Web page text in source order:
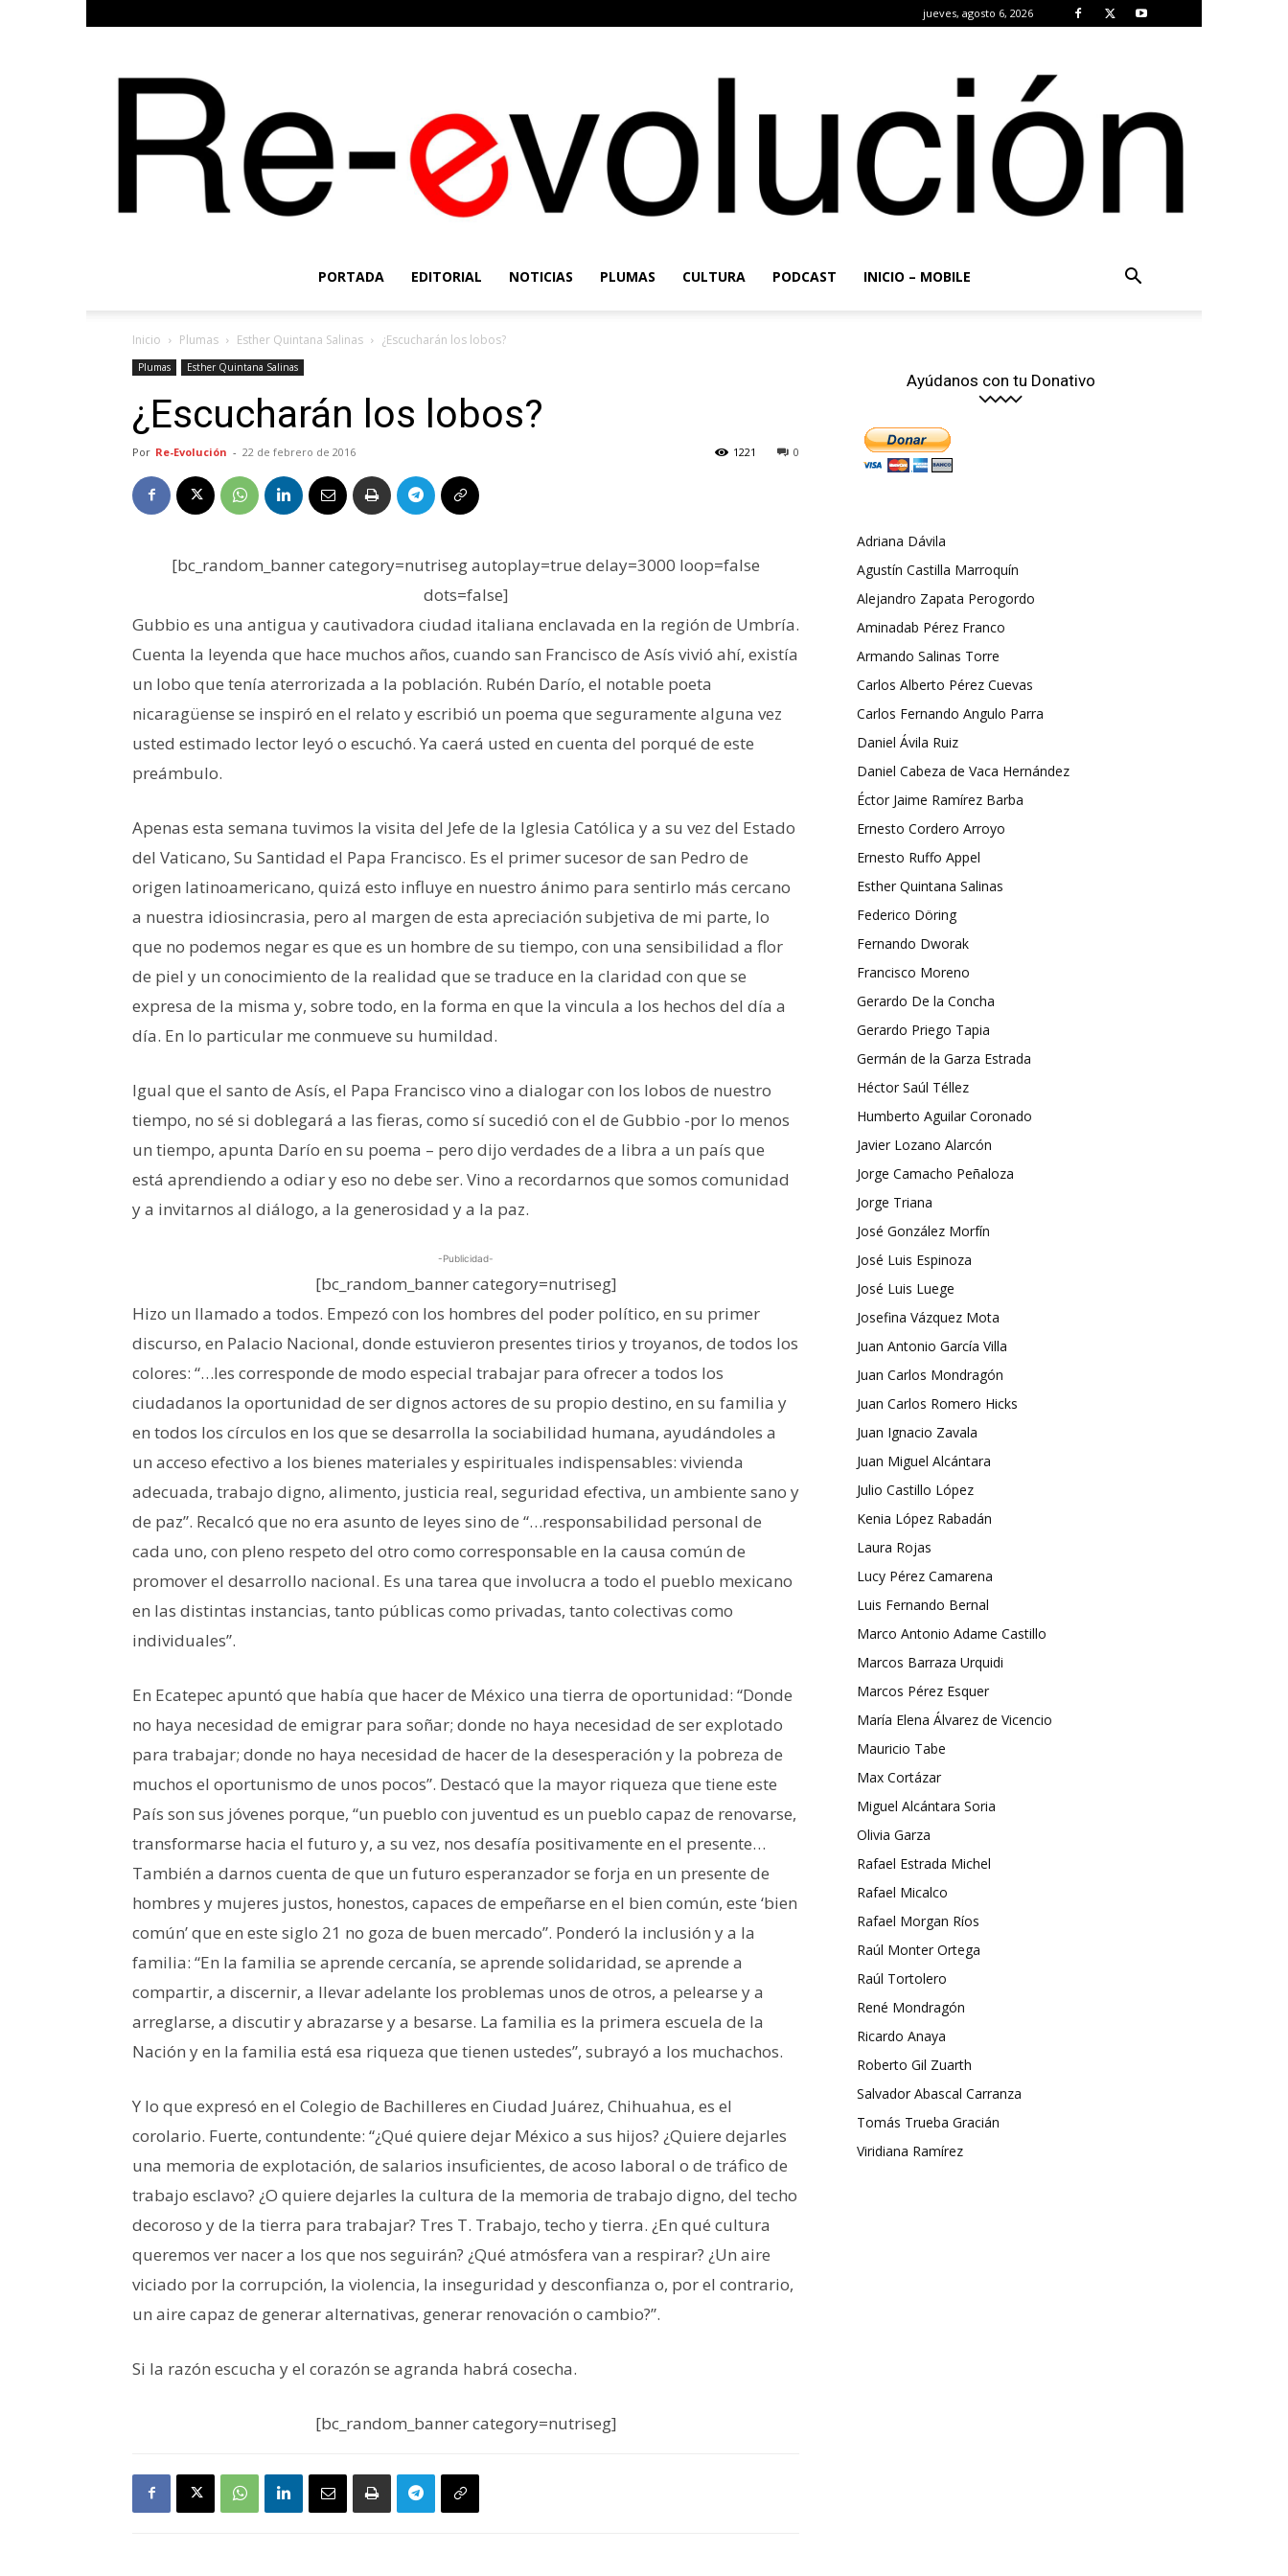
jueves, agosto 6, 2026
PORTADA EDITORIAL NOTICIAS PLUMAS CULTURA PODCAST INICIO – MOBILE
Inicio Plumas Esther Quintana Salinas ¿Escucharán los lobos?
Plumas Esther Quintana Salinas
¿Escucharán los lobos?
Por Re-Evolución - 22 de febrero de 2016 0
1221
[bc_random_banner category=nutriseg autoplay=true delay=3000 loop=false
dots=false]
Gubbio es una antigua y cautivadora ciudad italiana enclavada en la región de Umbría.
Cuenta la leyenda que hace muchos años, cuando san Francisco de Asís vivió ahí, existía
un lobo que tenía aterrorizada a la población. Rubén Darío, el notable poeta
nicaragüense se inspiró en el relato y escribió un poema que seguramente alguna vez
usted estimado lector leyó o escuchó. Ya caerá usted en cuenta del porqué de este
preámbulo.
Apenas esta semana tuvimos la visita del Jefe de la Iglesia Católica y a su vez del Estado
del Vaticano, Su Santidad el Papa Francisco. Es el primer sucesor de san Pedro de
origen latinoamericano, quizá esto influye en nuestro ánimo para sentirlo más cercano
a nuestra idiosincrasia, pero al margen de esta apreciación subjetiva de mi parte, lo
que no podemos negar es que es un hombre de su tiempo, con una sensibilidad a flor
de piel y un conocimiento de la realidad que se traduce en la claridad con que se
expresa de la misma y, sobre todo, en la forma en que la vincula a los hechos del día a
día. En lo particular me conmueve su humildad.
Igual que el santo de Asís, el Papa Francisco vino a dialogar con los lobos de nuestro
tiempo, no sé si doblegará a las fieras, como sí sucedió con el de Gubbio -por lo menos
un tiempo, apunta Darío en su poema – pero dijo verdades de a libra a un país que
está aprendiendo a odiar y eso no debe ser. Vino a recordarnos que somos comunidad
y a invitarnos al diálogo, a la generosidad y a la paz.
-Publicidad-
[bc_random_banner category=nutriseg]
Hizo un llamado a todos. Empezó con los hombres del poder político, en su primer
discurso, en Palacio Nacional, donde estuvieron presentes tirios y troyanos, de todos los
colores: “…les corresponde de modo especial trabajar para ofrecer a todos los
ciudadanos la oportunidad de ser dignos actores de su propio destino, en su familia y
en todos los círculos en los que se desarrolla la sociabilidad humana, ayudándoles a
un acceso efectivo a los bienes materiales y espirituales indispensables: vivienda
adecuada, trabajo digno, alimento, justicia real, seguridad efectiva, un ambiente sano y
de paz”. Recalcó que no era asunto de leyes sino de “…responsabilidad personal de
cada uno, con pleno respeto del otro como corresponsable en la causa común de
promover el desarrollo nacional. Es una tarea que involucra a todo el pueblo mexicano
en las distintas instancias, tanto públicas como privadas, tanto colectivas como
individuales”.
En Ecatepec apuntó que había que hacer de México una tierra de oportunidad: “Donde
no haya necesidad de emigrar para soñar; donde no haya necesidad de ser explotado
para trabajar; donde no haya necesidad de hacer de la desesperación y la pobreza de
muchos el oportunismo de unos pocos”. Destacó que la mayor riqueza que tiene este
País son sus jóvenes porque, “un pueblo con juventud es un pueblo capaz de renovarse,
transformarse hacia el futuro y, a su vez, nos desafía positivamente en el presente…
También a darnos cuenta de que un futuro esperanzador se forja en un presente de
hombres y mujeres justos, honestos, capaces de empeñarse en el bien común, este ‘bien
común’ que en este siglo 21 no goza de buen mercado”. Ponderó la inclusión y a la
familia: “En la familia se aprende cercanía, se aprende solidaridad, se aprende a
compartir, a discernir, a llevar adelante los problemas unos de otros, a pelearse y a
arreglarse, a discutir y abrazarse y a besarse. La familia es la primera escuela de la
Nación y en la familia está esa riqueza que tienen ustedes”, subrayó a los muchachos.
Y lo que expresó en el Colegio de Bachilleres en Ciudad Juárez, Chihuahua, es el
corolario. Fuerte, contundente: “¿Qué quiere dejar México a sus hijos? ¿Quiere dejarles
una memoria de explotación, de salarios insuficientes, de acoso laboral o de tráfico de
trabajo esclavo? ¿O quiere dejarles la cultura de la memoria de trabajo digno, del techo
decoroso y de la tierra para trabajar? Tres T. Trabajo, techo y tierra. ¿En qué cultura
queremos ver nacer a los que nos seguirán? ¿Qué atmósfera van a respirar? ¿Un aire
viciado por la corrupción, la violencia, la inseguridad y desconfianza o, por el contrario,
un aire capaz de generar alternativas, generar renovación o cambio?”.
Si la razón escucha y el corazón se agranda habrá cosecha.
[bc_random_banner category=nutriseg]
Ayúdanos con tu Donativo
Adriana Dávila
Agustín Castilla Marroquín
Alejandro Zapata Perogordo
Aminadab Pérez Franco
Armando Salinas Torre
Carlos Alberto Pérez Cuevas
Carlos Fernando Angulo Parra
Daniel Ávila Ruiz
Daniel Cabeza de Vaca Hernández
Éctor Jaime Ramírez Barba
Ernesto Cordero Arroyo
Ernesto Ruffo Appel
Esther Quintana Salinas
Federico Döring
Fernando Dworak
Francisco Moreno
Gerardo De la Concha
Gerardo Priego Tapia
Germán de la Garza Estrada
Héctor Saúl Téllez
Humberto Aguilar Coronado
Javier Lozano Alarcón
Jorge Camacho Peñaloza
Jorge Triana
José González Morfín
José Luis Espinoza
José Luis Luege
Josefina Vázquez Mota
Juan Antonio García Villa
Juan Carlos Mondragón
Juan Carlos Romero Hicks
Juan Ignacio Zavala
Juan Miguel Alcántara
Julio Castillo López
Kenia López Rabadán
Laura Rojas
Lucy Pérez Camarena
Luis Fernando Bernal
Marco Antonio Adame Castillo
Marcos Barraza Urquidi
Marcos Pérez Esquer
María Elena Álvarez de Vicencio
Mauricio Tabe
Max Cortázar
Miguel Alcántara Soria
Olivia Garza
Rafael Estrada Michel
Rafael Micalco
Rafael Morgan Ríos
Raúl Monter Ortega
Raúl Tortolero
René Mondragón
Ricardo Anaya
Roberto Gil Zuarth
Salvador Abascal Carranza
Tomás Trueba Gracián
Viridiana Ramírez